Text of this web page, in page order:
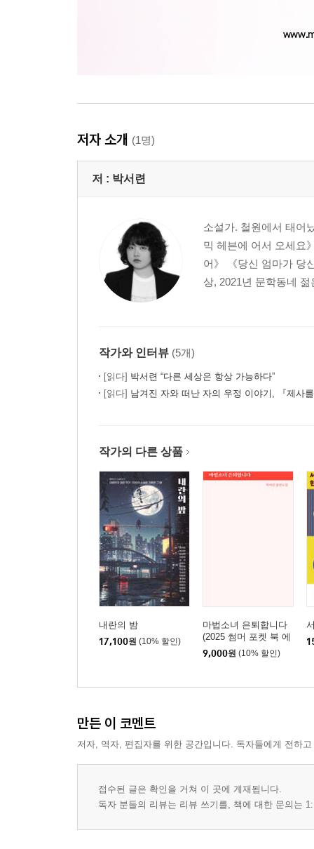
저자 소개 (1명)
저 : 박서련
소설가. 철원에서 태어
믹 헤븐에 어서 오세요
어》 《당신 엄마가 당
상, 2021년 문학동네
작가와 인터뷰 (5개)
[읽다] 박서련 “다른 세상은 항상 가능하다”
[읽다] 남겨진 자와 떠난 자의 우정 이야기, 『제사
작가의 다른 상품
내란의 밤
17,100원 (10% 할인)
마법소녀 은퇴합니다
(2025 썸머 포켓 북 에
디션)
9,000원 (10% 할인)
만든 이 코멘트
저자, 역자, 편집자를 위한 공간입니다. 독자들에게 전하
접수된 글은 확인을 거쳐 이 곳에 게재됩니다.
독자 분들의 리뷰는 리뷰 쓰기를, 책에 대한 문의는